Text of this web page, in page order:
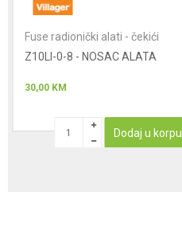
Fuse radionički alati - čekići
Z10LI-0-8 - NOSAC ALATA
30,00 KM
Dodaj u korpu